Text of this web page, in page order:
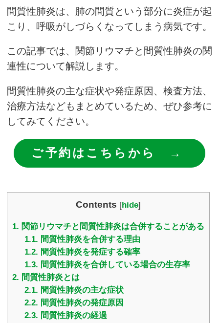
間質性肺炎は、肺の間質という部分に炎症が起
こり、呼吸がしづらくなってしまう病気です。
この記事では、関節リウマチと間質性肺炎の関
連性について解説します。
間質性肺炎の主な症状や発症原因、検査方法、
治療方法などもまとめているため、ぜひ参考に
してみてください。
ご予約はこちらから →
Contents [hide]
1. 関節リウマチと間質性肺炎は合併することがある
1.1. 間質性肺炎を合併する理由
1.2. 間質性肺炎を発症する確率
1.3. 間質性肺炎を合併している場合の生存率
2. 間質性肺炎とは
2.1. 間質性肺炎の主な症状
2.2. 間質性肺炎の発症原因
2.3. 間質性肺炎の経過